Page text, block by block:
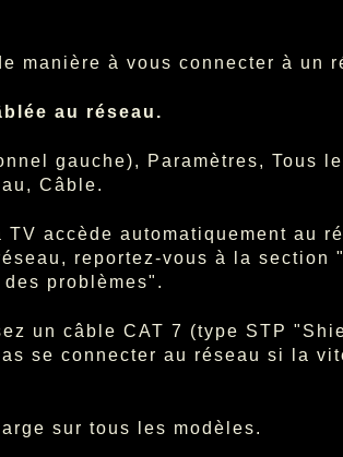
manière à vous connecter à un
au réseau.
gauche), Paramètres, Tous
Câble.
accède automatiquement au
reportez-vous à la section
problèmes".
un câble CAT 7 (type STP
se connecter au réseau si la
sur tous les modèles.